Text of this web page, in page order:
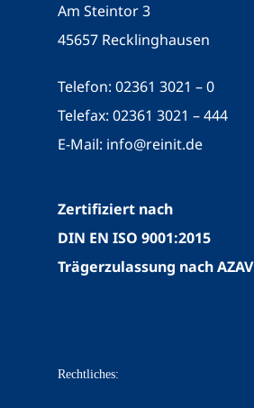
Am Steintor 3
45657 Recklinghausen
Telefon: 02361 3021 – 0
Telefax: 02361 3021 – 444
E-Mail: info@reinit.de
Zertifiziert nach
DIN EN ISO 9001:2015
Trägerzulassung nach AZAV
Rechtliches: